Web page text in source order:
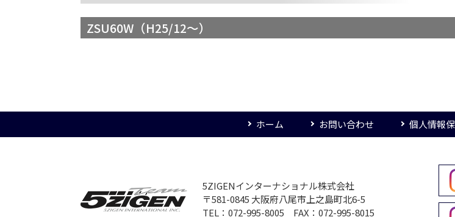
ZSU60W（H25/12～）
ホーム お問い合わせ 個人情報
5ZIGENインターナショナル株式会社
〒581-0845 大阪府八尾市上之島町北6-5
TEL：072-995-8005 FAX：072-995-8015